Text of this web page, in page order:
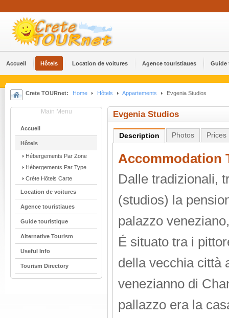
Accueil Hôtels Location de voitures Agence touristiaues Guide
Crete TOURnet: Home Hôtels Appartements Evgenia Studios
Main Menu
Accueil
Hôtels
Ηébergements Par Zone
Ηébergements Par Type
Crète Hôtels Carte
Location de voitures
Agence touristiaues
Guide touristique
Alternative Tourism
Useful Info
Tourism Directory
Evgenia Studios
Description Photos Prices
Accommodation
Dalle tradizionali,
(studios) la
palazzo
É situato tra i
della vecchia città
venezianno di
pallazzo era la